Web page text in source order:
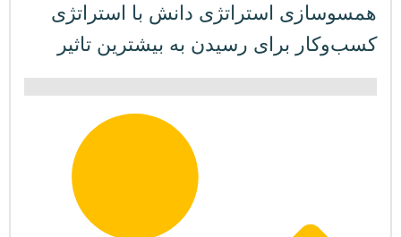
همسوسازی استراتژی دانش با استراتژی
کسب‌وکار برای رسیدن به بیشترین تاثیر